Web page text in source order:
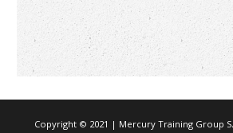
Copyright © 2021 | Mercury Training Group